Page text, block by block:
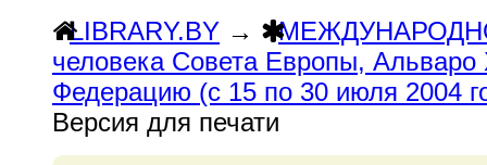
LIBRARY.BY →
человека Совета Европы, Альваро
Федерацию (с 15 по 30 июля 2004
Версия для печати